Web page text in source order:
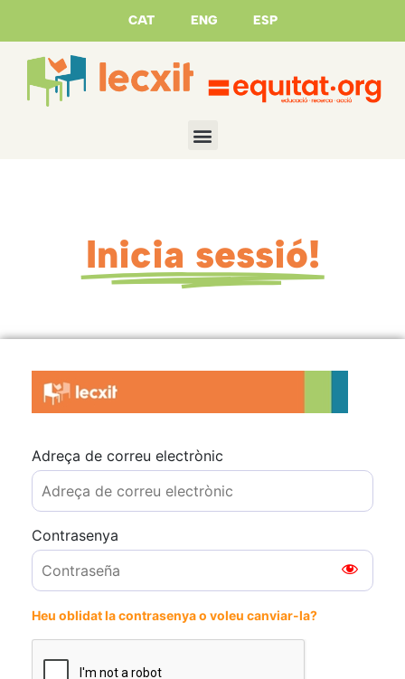
CAT ENG ESP
Inicia sessió!
Adreça de correu electrònic
Contrasenya
Heu oblidat la contrasenya o voleu canviar-la?